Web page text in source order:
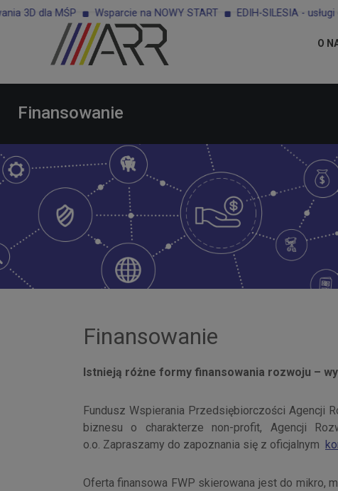
MŚP Wsparcie na NOWY START EDIH-SILESIA - usługi dla
O
Finansowanie
Finansowanie
Istnieją różne formy finansowania rozwoju –
Fundusz Wspierania Przedsiębiorczości Agencji
biznesu o charakterze non-profit, Agencji
o.o. Zapraszamy do zapoznania się z oficjalnym
Oferta finansowa FWP skierowana jest do mikro,